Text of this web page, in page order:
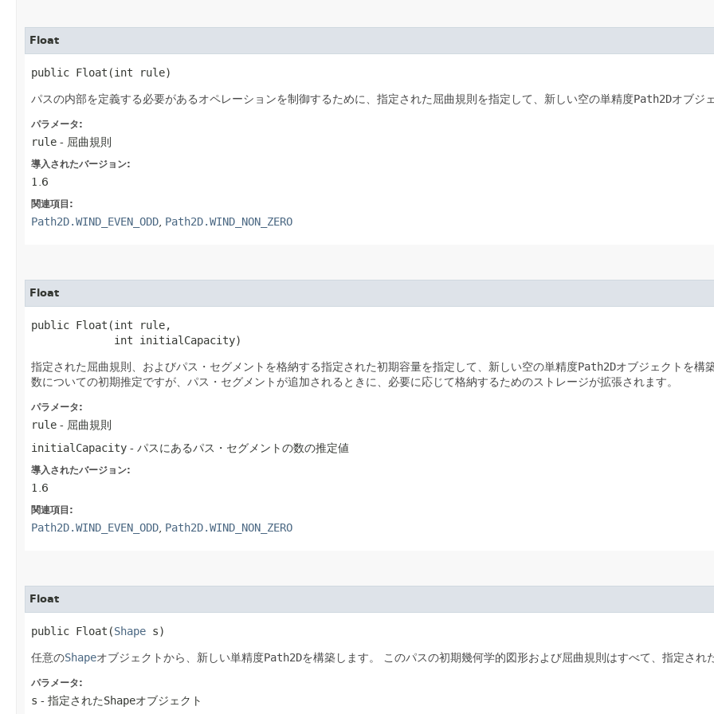
Float
public Float​(int rule)
パスの内部を定義する必要があるオペレーションを制御するために、指定された屈曲規則を指定して、新しい空の単精度Path2Dオブジ
パラメータ:
rule - 屈曲規則
導入されたバージョン:
1.6
関連項目:
Path2D.WIND_EVEN_ODD Path2D.WIND_NON_ZERO
Float
public Float​(int rule,
             int initialCapacity)
指定された屈曲規則、およびパス・セグメントを格納する指定された初期容量を指定して、新しい空の単精度Path2Dオブジェクトを構
数についての初期推定ですが、パス・セグメントが追加されるときに、必要に応じて格納するためのストレージが拡張されます。
パラメータ:
rule - 屈曲規則
initialCapacity - パスにあるパス・セグメントの数の推定値
導入されたバージョン:
1.6
関連項目:
Path2D.WIND_EVEN_ODD Path2D.WIND_NON_ZERO
Float
public Float​(Shape s)
任意のShapeオブジェクトから、新しい単精度Path2Dを構築します。 このパスの初期幾何学的図形および屈曲規則はすべて、指定され
パラメータ:
s - 指定されたShapeオブジェクト